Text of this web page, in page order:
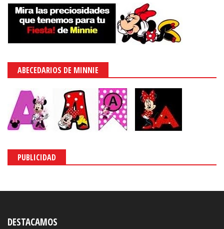
ABECEDARIOS DE MINNIE
PUBLICIDAD
DESTACAMOS